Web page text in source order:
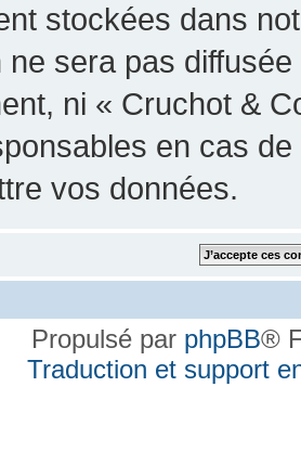
stockées dans
ne sera pas
ni « Cruchot &
en cas
vos données.
Propulsé par phpBB®
Traduction et support